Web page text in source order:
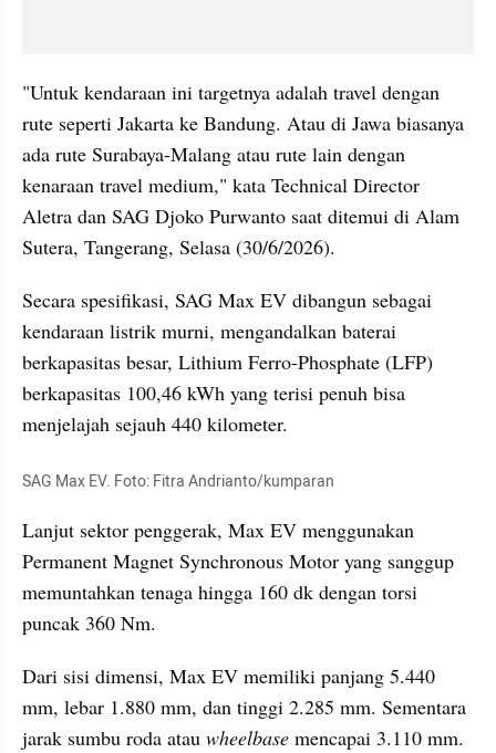
"Untuk kendaraan ini targetnya adalah travel dengan
rute seperti Jakarta ke Bandung. Atau di Jawa biasanya
ada rute Surabaya-Malang atau rute lain dengan
kenaraan travel medium," kata Technical Director
Aletra dan SAG Djoko Purwanto saat ditemui di Alam
Sutera, Tangerang, Selasa (30/6/2026).
Secara spesifikasi, SAG Max EV dibangun sebagai
kendaraan listrik murni, mengandalkan baterai
berkapasitas besar, Lithium Ferro-Phosphate (LFP)
berkapasitas 100,46 kWh yang terisi penuh bisa
menjelajah sejauh 440 kilometer.
SAG Max EV. Foto: Fitra Andrianto/kumparan
Lanjut sektor penggerak, Max EV menggunakan
Permanent Magnet Synchronous Motor yang sanggup
memuntahkan tenaga hingga 160 dk dengan torsi
puncak 360 Nm.
Dari sisi dimensi, Max EV memiliki panjang 5.440
mm, lebar 1.880 mm, dan tinggi 2.285 mm. Sementara
jarak sumbu roda atau wheelbase mencapai 3.110 mm.